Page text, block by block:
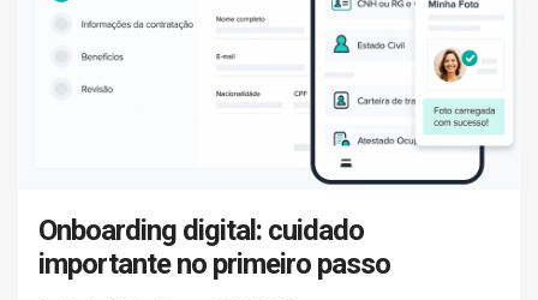
Onboarding digital: cuidado
importante no primeiro passo